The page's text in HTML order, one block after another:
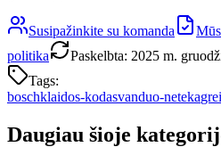
Susipažinkite su komanda
politika
Paskelbta: 2025 m.
Tags:
boschklaidos-kodasvanduo-neteka
Daugiau šioje